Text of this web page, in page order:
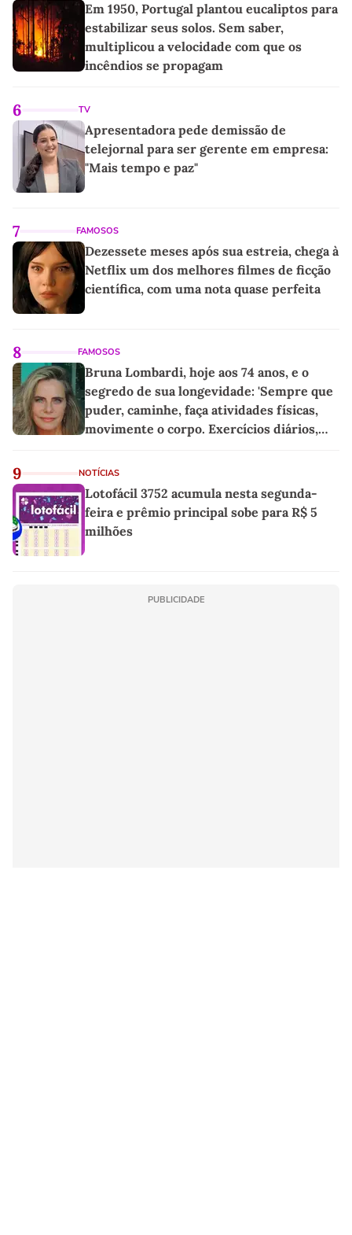
Em 1950, Portugal plantou eucaliptos para
estabilizar seus solos. Sem saber,
multiplicou a velocidade com que os
incêndios se propagam
6 TV
Apresentadora pede demissão de
telejornal para ser gerente em empresa:
"Mais tempo e paz"
7 FAMOSOS
Dezessete meses após sua estreia, chega à
Netflix um dos melhores filmes de ficção
científica, com uma nota quase perfeita
8 FAMOSOS
Bruna Lombardi, hoje aos 74 anos, e o
segredo de sua longevidade: 'Sempre que
puder, caminhe, faça atividades físicas,
movimente o corpo. Exercícios diários,
9 NOTÍCIAS
Lotofácil 3752 acumula nesta segunda-
feira e prêmio principal sobe para R$ 5
milhões
PUBLICIDADE